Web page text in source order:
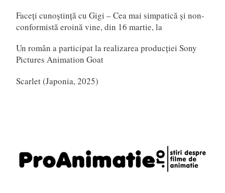
Faceți cunoștință cu Gigi – Cea mai simpatică și non-
conformistă eroină vine, din 16 martie, la
Un român a participat la realizarea producției Sony
Pictures Animation Goat
Scarlet (Japonia, 2025)